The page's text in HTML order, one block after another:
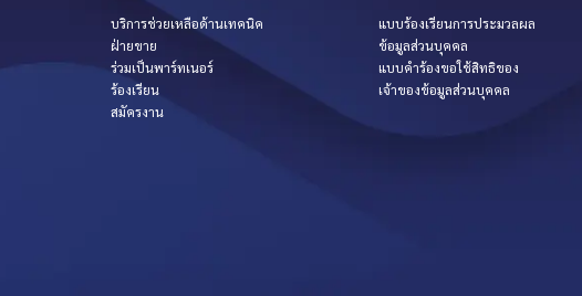
บริการช่วยเหลือด้านเทคนิค
ฝ่ายขาย
ร่วมเป็นพาร์ทเนอร์
ร้องเรียน
สมัครงาน
แบบร้องเรียนการประมวลผล
ข้อมูลส่วนบุคคล
แบบคำร้องขอใช้สิทธิของ
เจ้าของข้อมูลส่วนบุคคล